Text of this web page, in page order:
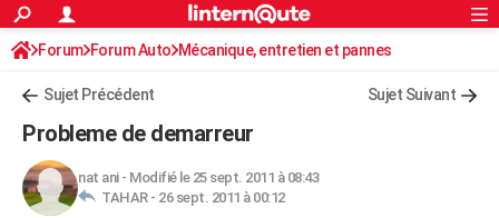
ACTUALITÉS
Politique
Société
Faits Divers
Education
Monde
Villes
+
FINANCE
Retraite
Impôts
Epargne
Immobilier
Risques naturels par ville
Banque
Assurance
Crédit
AUTO
Rechercher
S'inscrire
Connexion
Forum Forum Auto Mécanique, entretien et pannes
Sujet Précédent Sujet Suivant
Probleme de demarreur
nat ani- Modifié le 25 sept. 2011 à 08:43
TAHAR - 26 sept. 2011 à 00:12